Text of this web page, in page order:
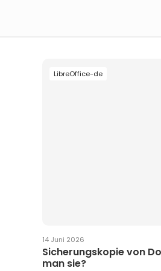
LibreOffice-de
14 Juni 2026
Sicherungskopie von
man sie?